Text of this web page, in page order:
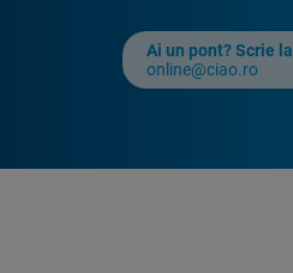
Ai un pont? Scrie la
online@ciao.ro